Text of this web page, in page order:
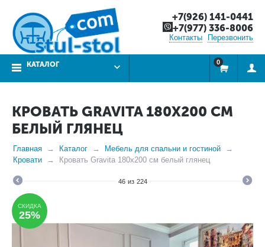
+7(926) 141-0441
+7(977) 336-8006
Контакты Перезвонить
КАТАЛОГ 0
КРОВАТЬ GRAVITA 180X200 СМ
БЕЛЫЙ ГЛЯНЕЦ
Главная Каталог
Мебель для спальни и гостиной
Кровати
Кровать Gravita 180x200 см белый глянец
46 из 224
СКИДКА
25%